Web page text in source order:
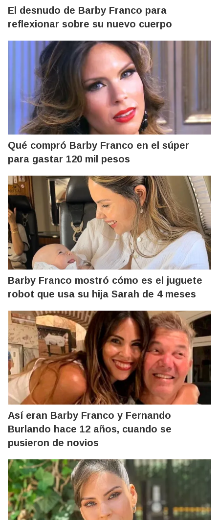
El desnudo de Barby Franco para
reflexionar sobre su nuevo cuerpo
Qué compró Barby Franco en el súper
para gastar 120 mil pesos
Barby Franco mostró cómo es el juguete
robot que usa su hija Sarah de 4 meses
Así eran Barby Franco y Fernando
Burlando hace 12 años, cuando se
pusieron de novios